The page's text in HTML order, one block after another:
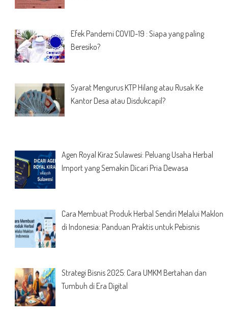
Efek Pandemi COVID-19 : Siapa yang paling
Beresiko?
Syarat Mengurus KTP Hilang atau Rusak Ke
Kantor Desa atau Disdukcapil?
Agen Royal Kiraz Sulawesi: Peluang Usaha Herbal
Import yang Semakin Dicari Pria Dewasa
Cara Membuat Produk Herbal Sendiri Melalui Maklon
di Indonesia: Panduan Praktis untuk Pebisnis
Strategi Bisnis 2025: Cara UMKM Bertahan dan
Tumbuh di Era Digital